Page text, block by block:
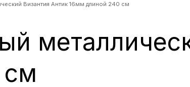
Византия Антик 16мм длиной 240 см